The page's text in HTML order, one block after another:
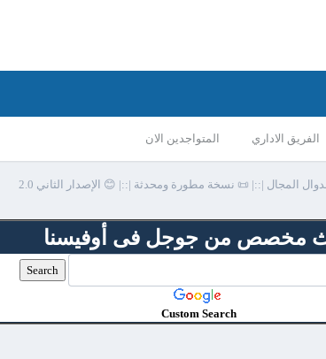
الفريق الاداري المتواجدين الان
المجال |::| 📜 نسخة مطورة ومحدثة |::| 😊 الإصدار الثاني 2.0
مخصص من جوجل فى أوفيسنا
Custom Search